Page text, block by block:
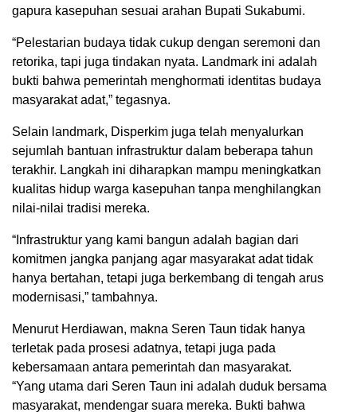
gapura kasepuhan sesuai arahan Bupati Sukabumi.
“Pelestarian budaya tidak cukup dengan seremoni dan
retorika, tapi juga tindakan nyata. Landmark ini adalah
bukti bahwa pemerintah menghormati identitas budaya
masyarakat adat,” tegasnya.
Selain landmark, Disperkim juga telah menyalurkan
sejumlah bantuan infrastruktur dalam beberapa tahun
terakhir. Langkah ini diharapkan mampu meningkatkan
kualitas hidup warga kasepuhan tanpa menghilangkan
nilai-nilai tradisi mereka.
“Infrastruktur yang kami bangun adalah bagian dari
komitmen jangka panjang agar masyarakat adat tidak
hanya bertahan, tetapi juga berkembang di tengah arus
modernisasi,” tambahnya.
Menurut Herdiawan, makna Seren Taun tidak hanya
terletak pada prosesi adatnya, tetapi juga pada
kebersamaan antara pemerintah dan masyarakat.
“Yang utama dari Seren Taun ini adalah duduk bersama
masyarakat, mendengar suara mereka. Bukti bahwa